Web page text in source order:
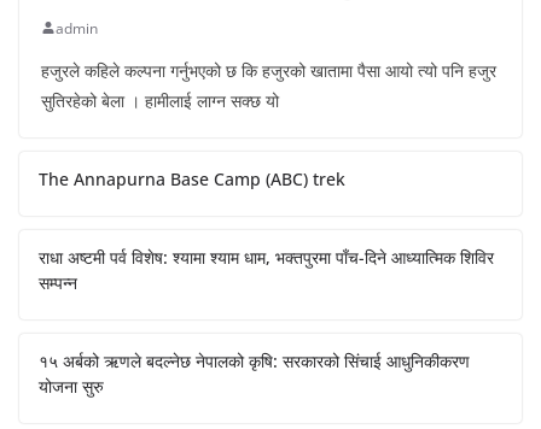
admin
हजुरले कहिले कल्पना गर्नुभएको छ कि हजुरको खातामा पैसा आयो त्यो पनि हजुर
सुतिरहेको बेला । हामीलाई लाग्न सक्छ यो
The Annapurna Base Camp (ABC) trek
राधा अष्टमी पर्व विशेष: श्यामा श्याम धाम, भक्तपुरमा पाँच-दिने आध्यात्मिक शिविर
सम्पन्न
१५ अर्बको ऋणले बदल्नेछ नेपालको कृषि: सरकारको सिंचाई आधुनिकीकरण
योजना सुरु